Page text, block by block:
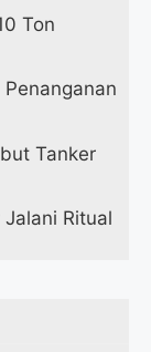
Ton
Tanker
Ritual